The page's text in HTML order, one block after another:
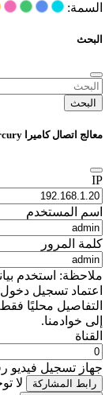
السمة:
البحث
البحث
معالج اتصال كاميرا IP Mercury
IP
اسم المستخدم
كلمة المرور
ملاحظة: استخدم
إلى خوادمنا.
القناة
جهاز تسجيل فيديو
رابط المشاركة لا